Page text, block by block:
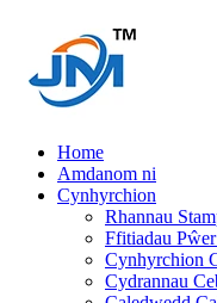
Home
Amdanom ni
Cynhyrchion
Rhannau
Ffitiadau
Cynhyrchion
Cydrannau